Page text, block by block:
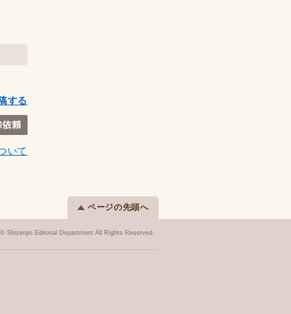
する
いて
ページの先頭へ
© Shizenjin Editorial Department All Rights Reserved.